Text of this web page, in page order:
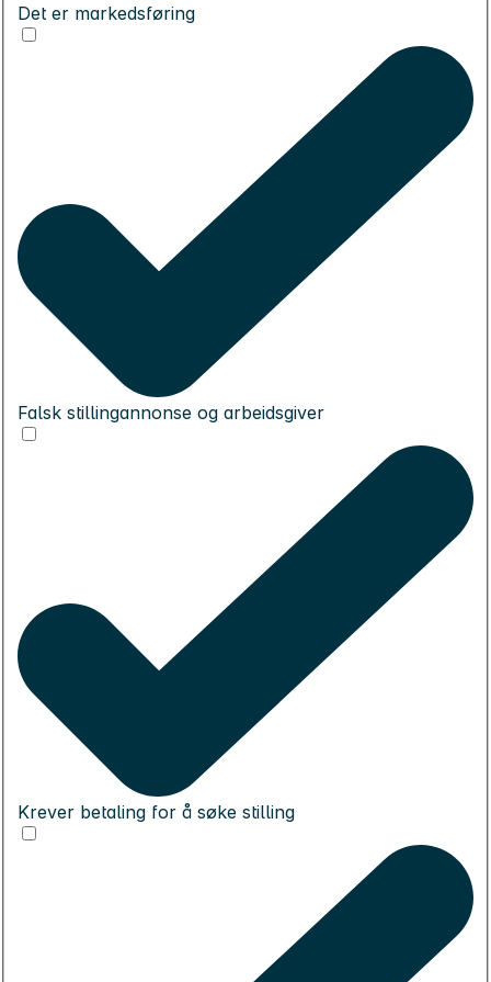
Det er markedsføring
Falsk stillingannonse og arbeidsgiver
Krever betaling for å søke stilling